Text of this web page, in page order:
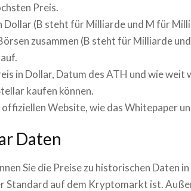
Preis.
(B steht für Milliarde und M für
zusammen (B steht für Milliarde
in Dollar, Datum des ATH und wie
kaufen können.
Website, wie das Whitepaper
Daten
Sie die Preise zu historischen Daten
Standard auf dem Kryptomarkt ist.